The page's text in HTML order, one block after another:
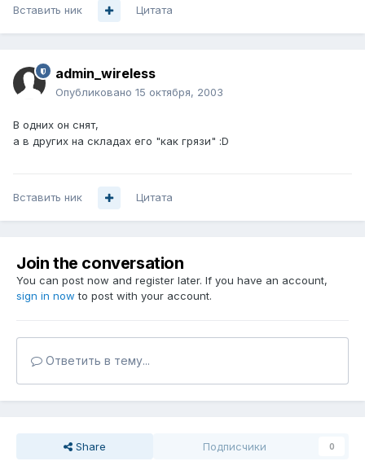
Вставить ник Цитата
admin_wireless
Опубликовано 15 октября, 2003
В одних он снят,
а в других на складах его "как грязи" :D
Вставить ник Цитата
Join the conversation
You can post now and register later. If you have an account,
sign in now to post with your account.
Ответить в тему...
Share Подписчики 0